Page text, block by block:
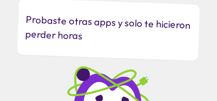
Probaste otras apps y solo te hicieron
perder horas